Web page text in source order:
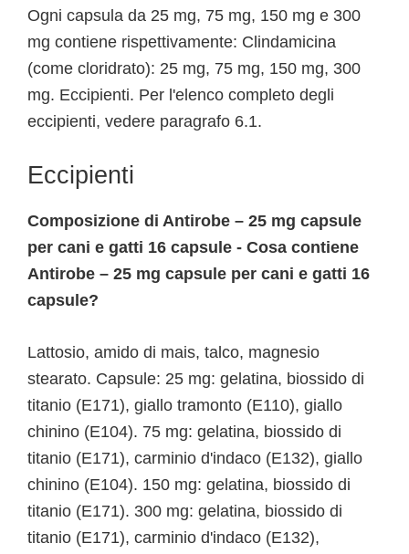
Ogni capsula da 25 mg, 75 mg, 150 mg e 300
mg contiene rispettivamente: Clindamicina
(come cloridrato): 25 mg, 75 mg, 150 mg, 300
mg. Eccipienti. Per l'elenco completo degli
eccipienti, vedere paragrafo 6.1.
Eccipienti
Composizione di Antirobe – 25 mg capsule
per cani e gatti 16 capsule - Cosa contiene
Antirobe – 25 mg capsule per cani e gatti 16
capsule?
Lattosio, amido di mais, talco, magnesio
stearato. Capsule: 25 mg: gelatina, biossido di
titanio (E171), giallo tramonto (E110), giallo
chinino (E104). 75 mg: gelatina, biossido di
titanio (E171), carminio d'indaco (E132), giallo
chinino (E104). 150 mg: gelatina, biossido di
titanio (E171). 300 mg: gelatina, biossido di
titanio (E171), carminio d'indaco (E132),